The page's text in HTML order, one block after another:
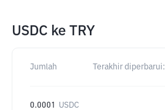
USDC ke TRY
Jumlah Terakhir diperbarui:
0.0001 USDC